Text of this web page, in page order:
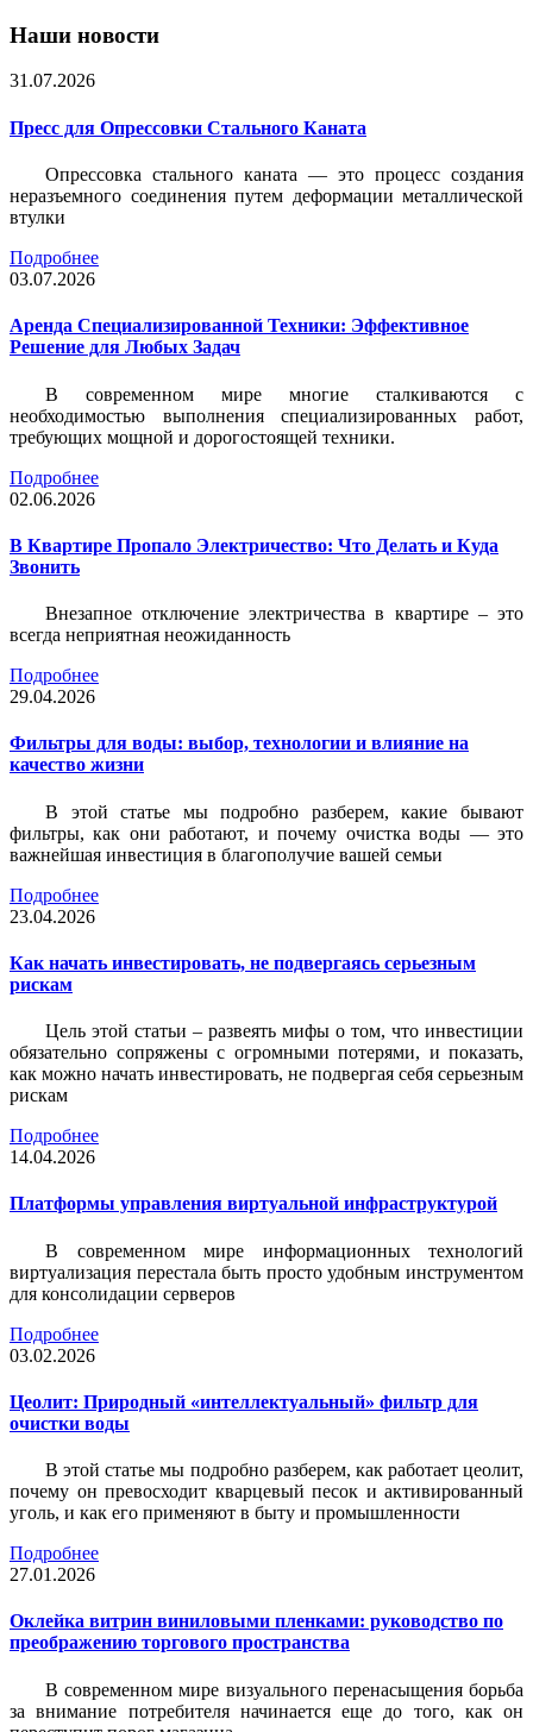
Наши новости
31.07.2026
Пресс для Опрессовки Стального Каната
Опрессовка стального каната — это процесс создания
неразъемного соединения путем деформации металлической
втулки
Подробнее
03.07.2026
Аренда Специализированной Техники: Эффективное
Решение для Любых Задач
В современном мире многие сталкиваются с
необходимостью выполнения специализированных работ,
требующих мощной и дорогостоящей техники.
Подробнее
02.06.2026
В Квартире Пропало Электричество: Что Делать и Куда
Звонить
Внезапное отключение электричества в квартире – это
всегда неприятная неожиданность
Подробнее
29.04.2026
Фильтры для воды: выбор, технологии и влияние на
качество жизни
В этой статье мы подробно разберем, какие бывают
фильтры, как они работают, и почему очистка воды — это
важнейшая инвестиция в благополучие вашей семьи
Подробнее
23.04.2026
Как начать инвестировать, не подвергаясь серьезным
рискам
Цель этой статьи – развеять мифы о том, что инвестиции
обязательно сопряжены с огромными потерями, и показать,
как можно начать инвестировать, не подвергая себя серьезным
рискам
Подробнее
14.04.2026
Платформы управления виртуальной инфраструктурой
В современном мире информационных технологий
виртуализация перестала быть просто удобным инструментом
для консолидации серверов
Подробнее
03.02.2026
Цеолит: Природный «интеллектуальный» фильтр для
очистки воды
В этой статье мы подробно разберем, как работает цеолит,
почему он превосходит кварцевый песок и активированный
уголь, и как его применяют в быту и промышленности
Подробнее
27.01.2026
Оклейка витрин виниловыми пленками: руководство по
преображению торгового пространства
В современном мире визуального перенасыщения борьба
за внимание потребителя начинается еще до того, как он